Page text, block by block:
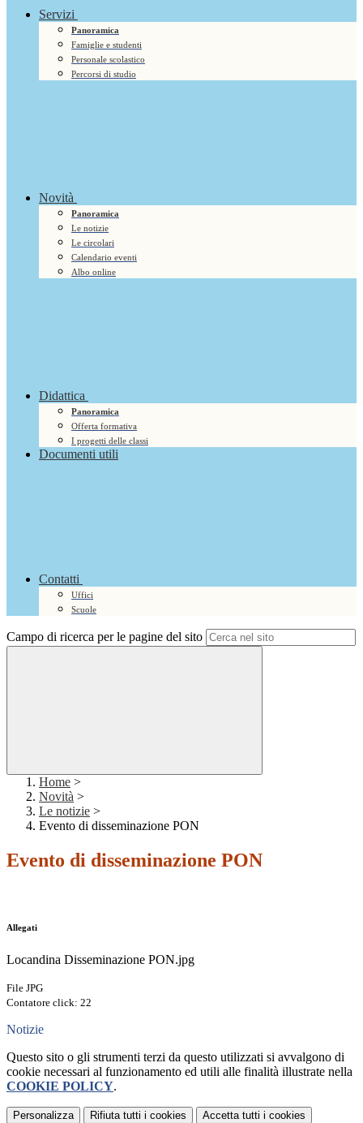
Servizi
Panoramica
Famiglie e studenti
Personale scolastico
Percorsi di studio
Novità
Panoramica
Le notizie
Le circolari
Calendario eventi
Albo online
Didattica
Panoramica
Offerta formativa
I progetti delle classi
Documenti utili
Contatti
Uffici
Scuole
Campo di ricerca per le pagine del sito
Home >
Novità >
Le notizie >
Evento di disseminazione PON
Evento di disseminazione PON
Allegati
Locandina Disseminazione PON.jpg
File JPG
Contatore click: 22
Notizie
Questo sito o gli strumenti terzi da questo utilizzati si avvalgono di
cookie necessari al funzionamento ed utili alle finalità illustrate nella
COOKIE POLICY.
Personalizza Rifiuta tutti i cookies Accetta tutti i cookies